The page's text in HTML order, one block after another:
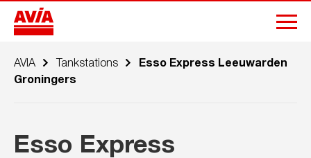
AVIA Tankstations
Esso Express Leeuwarden
Groningers
Esso Express